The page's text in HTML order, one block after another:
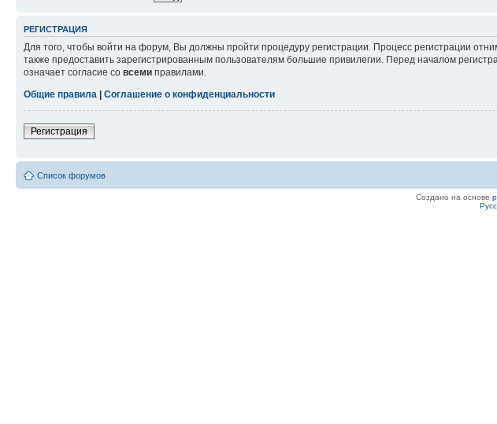
РЕГИСТРАЦИЯ
Для того, чтобы войти на форум, Вы должны пройти процедуру регистрации. Процесс регистрации
также предоставить зарегистрированным пользователям большие привилегии. Перед началом
означает согласие со всеми правилами.
Общие правила
Соглашение о конфиденциальности
Регистрация
Список форумов
Создано на основе